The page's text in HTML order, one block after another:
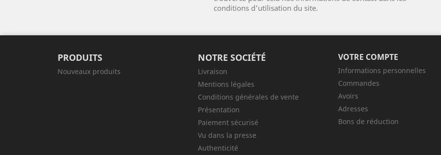
conditions d'utilisation du site.
PRODUITS
Nouveaux produits
NOTRE SOCIÉTÉ
Livraison
Mentions légales
Conditions générales de vente
Présentation
Paiement sécurisé
Vu dans la presse
Authenticité
VOTRE COMPTE
Informations personnelles
Commandes
Avoirs
Adresses
Bons de réduction